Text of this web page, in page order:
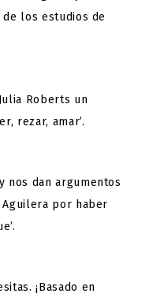
los estudios de
Roberts un
rezar, amar’.
nos dan argumentos
Aguilera por haber
¡Basado en